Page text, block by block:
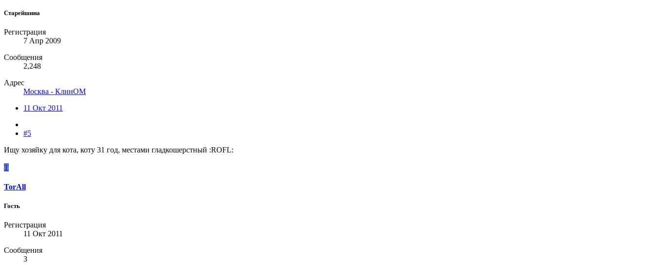
Старейшина
Регистрация
7 Апр 2009
Сообщения
2,248
Адрес
Москва - КлинОМ
11 Окт 2011
#5
Ищу хозяйку для кота, коту 31 год, местами гладкошерстный :ROFL:
T
TorAll
Гость
Регистрация
11 Окт 2011
Сообщения
3